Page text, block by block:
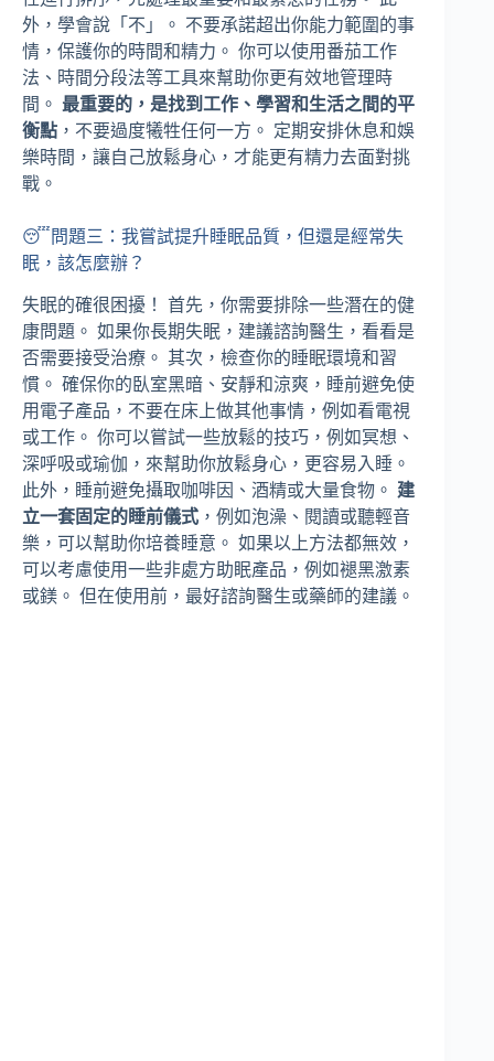
外，學會說「不」。 不要承諾超出你能力範圍的事
情，保護你的時間和精力。 你可以使用番茄工作
法、時間分段法等工具來幫助你更有效地管理時
間。 最重要的，是找到工作、學習和生活之間的平
衡點 ，不要過度犧牲任何一方。 定期安排休息和娛
樂時間，讓自己放鬆身心，才能更有精力去面對挑
戰。
😴問題三：我嘗試提升睡眠品質，但還是經常失
眠，該怎麼辦？
失眠的確很困擾！ 首先，你需要排除一些潛在的健
康問題。 如果你長期失眠，建議諮詢醫生，看看是
否需要接受治療。 其次，檢查你的睡眠環境和習
慣。 確保你的臥室黑暗、安靜和涼爽，睡前避免使
用電子產品，不要在床上做其他事情，例如看電視
或工作。 你可以嘗試一些放鬆的技巧，例如冥想、
深呼吸或瑜伽，來幫助你放鬆身心，更容易入睡。
此外，睡前避免攝取咖啡因、酒精或大量食物。 建
立一套固定的睡前儀式 ，例如泡澡、閱讀或聽輕音
樂，可以幫助你培養睡意。 如果以上方法都無效，
可以考慮使用一些非處方助眠產品，例如褪黑激素
或鎂。 但在使用前，最好諮詢醫生或藥師的建議。